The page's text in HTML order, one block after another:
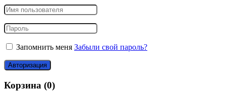
Запомнить меня Забыли свой пароль?
Авторизация
Корзина (0)